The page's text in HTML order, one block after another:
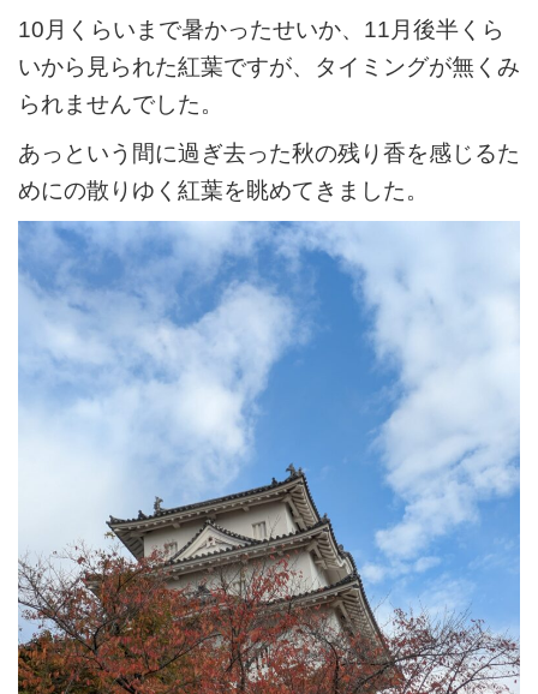
10月くらいまで暑かったせいか、11月後半くら
いから見られた紅葉ですが、タイミングが無くみ
られませんでした。
あっという間に過ぎ去った秋の残り香を感じるた
めにの散りゆく紅葉を眺めてきました。